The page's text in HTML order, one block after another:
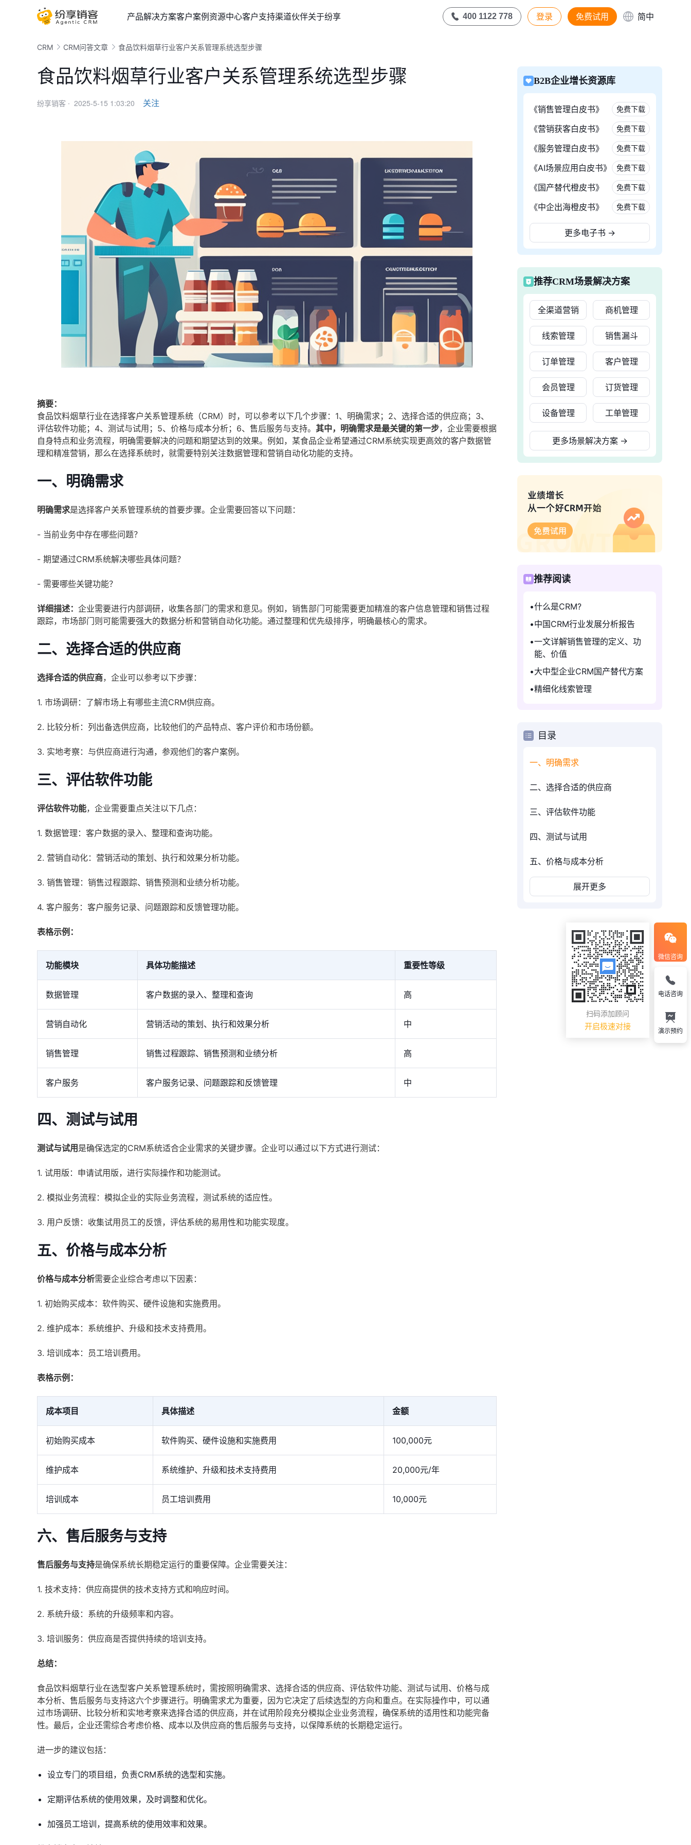
产品解决方案客户案例资源中心客户支持渠道伙伴关于纷享 400 1122 778 登录 免费试用 简中
CRM CRM问答文章 食品饮料烟草行业客户关系管理系统选型步骤
食品饮料烟草行业客户关系管理系统选型步骤
纷享销客 · 2025-5-15 1:03:20 关注
摘要：
食品饮料烟草行业在选择客户关系管理系统（CRM）时，可以参考以下几个步骤：1、明确需求；2、选择合适的供应商；3、
评估软件功能；4、测试与试用；5、价格与成本分析；6、售后服务与支持。 其中，明确需求是最关键的第一步，企业需要根据
自身特点和业务流程，明确需要解决的问题和期望达到的效果。例如，某食品企业希望通过CRM系统实现更高效的客户数据管
理和精准营销，那么在选择系统时，就需要特别关注数据管理和营销自动化功能的支持。
一、明确需求
明确需求是选择客户关系管理系统的首要步骤。企业需要回答以下问题：
- 当前业务中存在哪些问题？
- 期望通过CRM系统解决哪些具体问题？
- 需要哪些关键功能？
详细描述： 企业需要进行内部调研，收集各部门的需求和意见。例如，销售部门可能需要更加精准的客户信息管理和销售过程
跟踪，市场部门则可能需要强大的数据分析和营销自动化功能。通过整理和优先级排序，明确最核心的需求。
二、选择合适的供应商
选择合适的供应商，企业可以参考以下步骤：
1. 市场调研：了解市场上有哪些主流CRM供应商。
2. 比较分析：列出备选供应商，比较他们的产品特点、客户评价和市场份额。
3. 实地考察：与供应商进行沟通，参观他们的客户案例。
三、评估软件功能
评估软件功能，企业需要重点关注以下几点：
1. 数据管理：客户数据的录入、整理和查询功能。
2. 营销自动化：营销活动的策划、执行和效果分析功能。
3. 销售管理：销售过程跟踪、销售预测和业绩分析功能。
4. 客户服务：客户服务记录、问题跟踪和反馈管理功能。
表格示例：
功能模块 具体功能描述 重要性等级
数据管理 客户数据的录入、整理和查询 高
营销自动化 营销活动的策划、执行和效果分析 中
销售管理 销售过程跟踪、销售预测和业绩分析 高
客户服务 客户服务记录、问题跟踪和反馈管理 中
四、测试与试用
测试与试用 是确保选定的CRM系统适合企业需求的关键步骤。企业可以通过以下方式进行测试：
1. 试用版：申请试用版，进行实际操作和功能测试。
2. 模拟业务流程：模拟企业的实际业务流程，测试系统的适应性。
3. 用户反馈：收集试用员工的反馈，评估系统的易用性和功能实现度。
五、价格与成本分析
价格与成本分析需要企业综合考虑以下因素：
1. 初始购买成本：软件购买、硬件设施和实施费用。
2. 维护成本：系统维护、升级和技术支持费用。
3. 培训成本：员工培训费用。
表格示例：
成本项目 具体描述 金额
初始购买成本 软件购买、硬件设施和实施费用 100,000元
维护成本 系统维护、升级和技术支持费用 20,000元/年
培训成本 员工培训费用 10,000元
六、售后服务与支持
售后服务与支持是确保系统长期稳定运行的重要保障。企业需要关注：
1. 技术支持：供应商提供的技术支持方式和响应时间。
2. 系统升级：系统的升级频率和内容。
3. 培训服务：供应商是否提供持续的培训支持。
总结：
食品饮料烟草行业在选型客户关系管理系统时，需按照明确需求、选择合适的供应商、评估软件功能、测试与试用、价格与成
本分析、售后服务与支持这六个步骤进行。明确需求尤为重要，因为它决定了后续选型的方向和重点。在实际操作中，可以通
过市场调研、比较分析和实地考察来选择合适的供应商，并在试用阶段充分模拟企业业务流程，确保系统的适用性和功能完备
性。最后，企业还需综合考虑价格、成本以及供应商的售后服务与支持，以保障系统的长期稳定运行。
进一步的建议包括：
设立专门的项目组，负责CRM系统的选型和实施。
定期评估系统的使用效果，及时调整和优化。
加强员工培训，提高系统的使用效率和效果。
B2B企业增长资源库
《销售管理白皮书》 免费下载
《营销获客白皮书》 免费下载
《服务管理白皮书》 免费下载
《AI场景应用白皮书》 免费下载
《国产替代橙皮书》 免费下载
《中企出海橙皮书》 免费下载
更多电子书 →
推荐CRM场景解决方案
全渠道营销 商机管理
线索管理 销售漏斗
订单管理 客户管理
会员管理 订货管理
设备管理 工单管理
更多场景解决方案 →
推荐阅读
什么是CRM?
中国CRM行业发展分析报告
一文详解销售管理的定义、功
能、价值
大中型企业CRM国产替代方案
精细化线索管理
目录
一、明确需求
二、选择合适的供应商
三、评估软件功能
四、测试与试用
五、价格与成本分析
展开更多
微信咨询
扫码添加顾问
开启极速对接
电话咨询
演示预约